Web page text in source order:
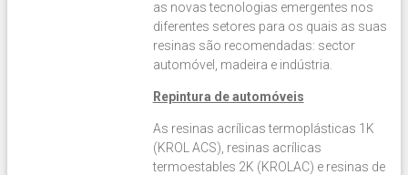
as novas tecnologias emergentes nos
diferentes setores para os quais as suas
resinas são recomendadas: sector
automóvel, madeira e indústria.
Repintura de automóveis
As resinas acrílicas termoplásticas 1K
(KROL ACS), resinas acrílicas
termoestables 2K (KROLAC) e resinas de